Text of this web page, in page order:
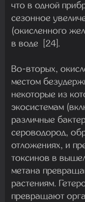
что в одной
сезонное
(окисленного
в воде [24].
Во-вторых,
местом
некоторые из
экосистемам
различные
сероводород,
отложениях, и
токсинов в
метана
растениям.
превращают